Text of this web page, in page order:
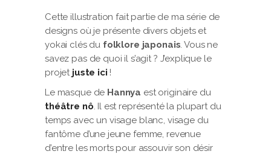
Cette illustration fait partie de ma série de
designs où je présente divers objets et
yokai clés du folklore japonais. Vous ne
savez pas de quoi il s’agit ? J’explique le
projet juste ici !
Le masque de Hannya est originaire du
théâtre nô. Il est représenté la plupart du
temps avec un visage blanc, visage du
fantôme d’une jeune femme, revenue
d’entre les morts pour assouvir son désir